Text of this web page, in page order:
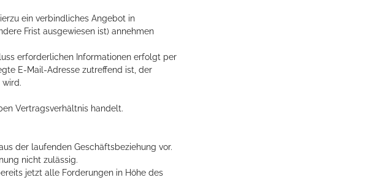
ein verbindliches Angebot in
Frist ausgewiesen ist) annehmen
erforderlichen Informationen erfolgt per
E-Mail-Adresse zutreffend ist, der
Vertragsverhältnis handelt.
der laufenden Geschäftsbeziehung vor.
nicht zulässig.
jetzt alle Forderungen in Höhe des